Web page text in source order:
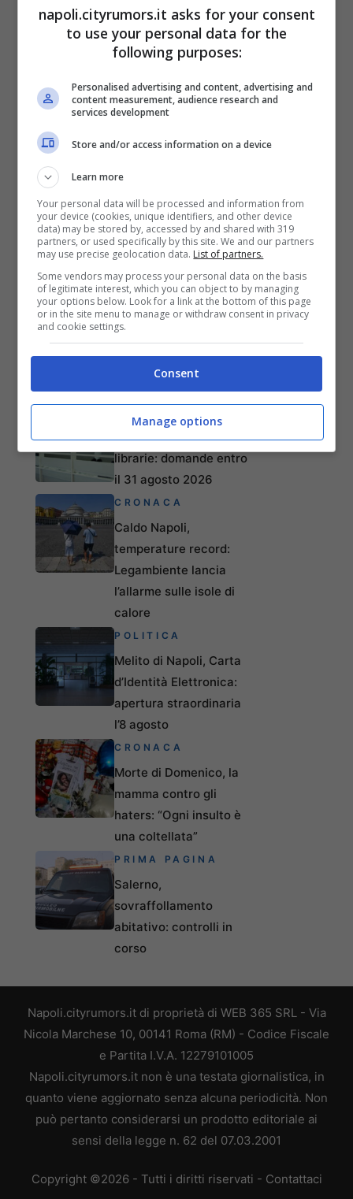
aggiornamenti sul tema.
ARTICOLI RECENTI
CRONACA
Campi Flegrei, parte
l’hub di via Artiaco, oltre
770 interventi dopo il
terremoto
Quarto, bando cedole
librarie: domande entro
il 31 agosto 2026
CRONACA
Caldo Napoli,
temperature record:
Legambiente lancia
l’allarme sulle isole di
calore
POLITICA
Melito di Napoli, Carta
d’Identità Elettronica:
apertura straordinaria
l’8 agosto
CRONACA
Morte di Domenico, la
mamma contro gli
haters: “Ogni insulto è
una coltellata”
PRIMA PAGINA
Salerno,
sovraffollamento
abitativo: controlli in
corso
Napoli.cityrumors.it di proprietà di WEB 365 SRL - Via
Nicola Marchese 10, 00141 Roma (RM) - Codice Fiscale
e Partita I.V.A. 12279101005
Napoli.cityrumors.it non è una testata giornalistica, in
quanto viene aggiornato senza alcuna periodicità. Non
può pertanto considerarsi un prodotto editoriale ai
sensi della legge n. 62 del 07.03.2001
Copyright ©2026 - Tutti i diritti riservati - Contattaci
napoli.cityrumors.it asks for your consent
to use your personal data for the
following purposes:
Personalised advertising and content, advertising and
content measurement, audience research and
services development
Store and/or access information on a device
Learn more
Your personal data will be processed and information from
your device (cookies, unique identifiers, and other device
data) may be stored by, accessed by and shared with 319
partners, or used specifically by this site. We and our partners
may use precise geolocation data. List of partners.
Some vendors may process your personal data on the basis
of legitimate interest, which you can object to by managing
your options below. Look for a link at the bottom of this page
or in the site menu to manage or withdraw consent in privacy
and cookie settings.
Consent
Manage options